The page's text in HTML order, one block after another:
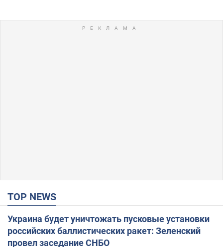
TOP NEWS
Украина будет уничтожать пусковые установки
российских баллистических ракет: Зеленский
провел заседание СНБО